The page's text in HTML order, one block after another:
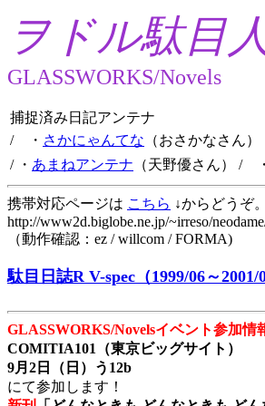
ヲドル駄目
GLASSWORKS/Novels
捕捉済み日記アンテナ
/ ・ さかにゃんてな （おさかなさん）
/ ・ あまねアンテナ （天野優さん） / ・
携帯対応ページは こちら ↓からどうぞ。
http://www2d.biglobe.ne.jp/~irreso/
（動作確認：ez / willcom / FORMA)
駄目日誌R V-spec（1999/06～2001/
GLASSWORKS/Novelsイベント参加情
COMITIA101（東京ビッグサイト）
9月2日（日）う12b
にて参加します！